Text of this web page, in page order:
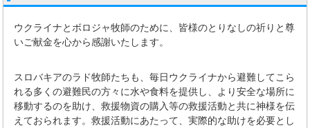
ウクライナとボロジャ牧師のために、皆様のとりなしの祈りと尊
いご献金を心から感謝いたします。
スロバキアのラド牧師たちも、毎日ウクライナから避難してこら
れる多くの避難民の方々に水や食料を提供し、より安全な場所に
移動するのを助け、救援物資の購入等の救援活動と共に神様を伝
えておられます。救援活動にあたって、実際的な助けを必要とし